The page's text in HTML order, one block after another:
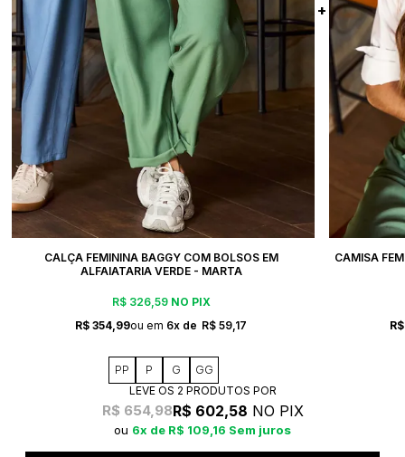
CALÇA FEMININA BAGGY COM BOLSOS EM
ALFAIATARIA VERDE - MARTA
R$ 326,59NO PIX
R$ 354,99
6x R$ 59,17
PP P G GG
CAMISA
LEVE OS 2 PRODUTOS
R$ 654,98R$ 602,58 NO PIX
6x R$ 109,16 Sem juros